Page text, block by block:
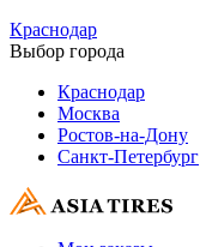
Краснодар
Выбор города
Краснодар
Москва
Ростов-на-Дону
Санкт-Петербург